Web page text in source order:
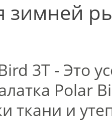
зимней
3T - Это
Polar
ткани и